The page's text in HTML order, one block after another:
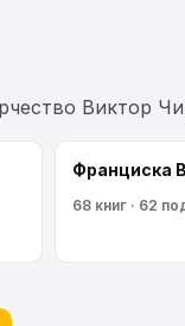
Виктор
Франциска
68 книг · 62